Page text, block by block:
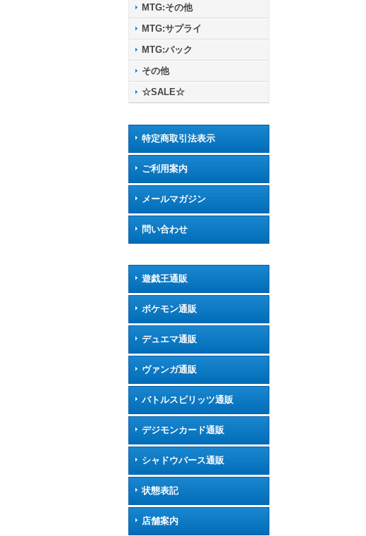
MTG:その他
MTG:サプライ
MTG:パック
その他
☆SALE☆
特定商取引法表示
ご利用案内
メールマガジン
問い合わせ
遊戯王通販
ポケモン通販
デュエマ通販
ヴァンガ通販
バトルスピリッツ通販
デジモンカード通販
シャドウバース通販
状態表記
店舗案内